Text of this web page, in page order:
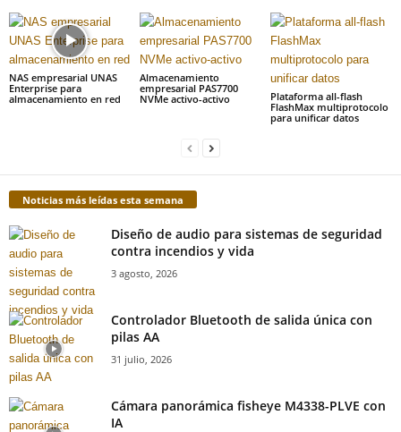
NAS empresarial UNAS
Enterprise para
almacenamiento en red
Almacenamiento
empresarial PAS7700
NVMe activo-activo
Plataforma all-flash
FlashMax multiprotocolo
para unificar datos
Noticias más leídas esta semana
Diseño de audio para sistemas de seguridad
contra incendios y vida
3 agosto, 2026
Controlador Bluetooth de salida única con
pilas AA
31 julio, 2026
Cámara panorámica fisheye M4338-PLVE con
IA